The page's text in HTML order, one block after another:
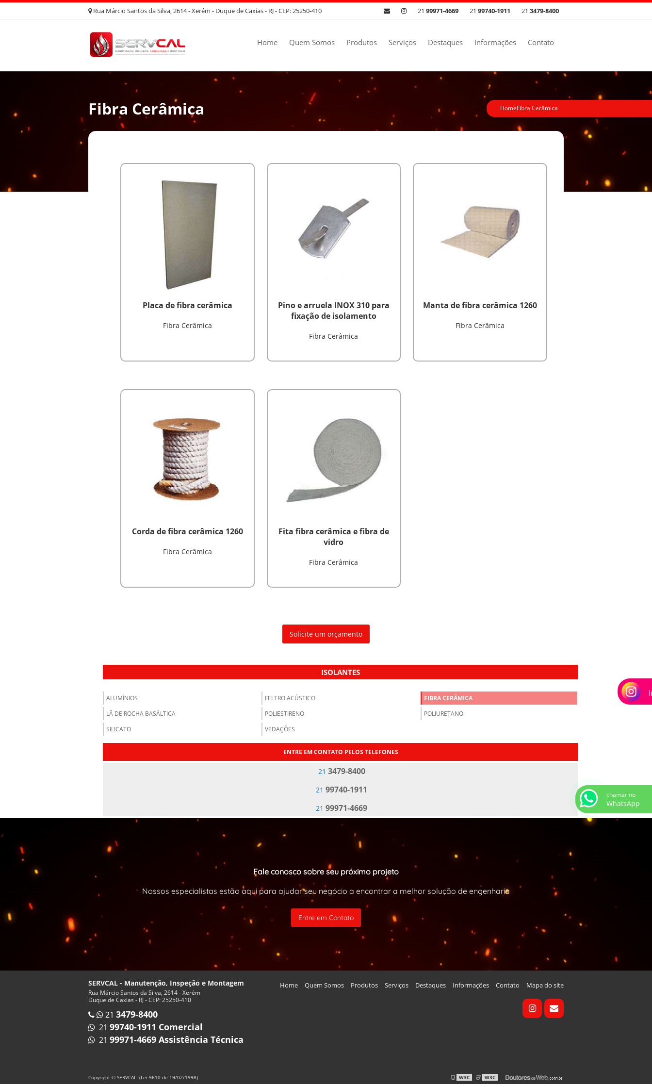
Rua Márcio Santos da Silva, 2614 - Xerém - Duque de Caxias - RJ - CEP: 25250-410 21 3479-8400
21 99740-1911
21 99971-4669
Home Quem Somos Produtos Serviços Destaques Informações Contato
Fibra Cerâmica HomeFibra Cerâmica
Placa de fibra cerâmica
Fibra Cerâmica
Pino e arruela INOX 310 para
fixação de isolamento
Fibra Cerâmica
Manta de fibra cerâmica 1260
Fibra Cerâmica
Corda de fibra cerâmica 1260
Fibra Cerâmica
Fita fibra cerâmica e fibra de
vidro
Fibra Cerâmica
Solicite um orçamento
ISOLANTES
ALUMÍNIOS FELTRO ACÚSTICO
FIBRA CERÂMICA
LÃ DE ROCHA BASÁLTICA
POLIESTIRENO
POLIURETANO
SILICATO
VEDAÇÕES
ENTRE EM CONTATO PELOS TELEFONES
21 3479-8400
21 99740-1911
21 99971-4669
Fale conosco sobre seu próximo projeto
Nossos especialistas estão aqui para ajudar seu negócio a encontrar a melhor solução de engenharia
Entre em Contato
SERVCAL - Manutenção, Inspeção e Montagem
Rua Márcio Santos da Silva, 2614 - Xerém
Duque de Caxias - RJ - CEP: 25250-410
21 3479-8400
21 99740-1911 Comercial
21 99971-4669 Assistência Técnica
Home Quem Somos Produtos Serviços Destaques Informações Contato Mapa do site
Copyright © SERVCAL. (Lei 9610 de 19/02/1998) W3C W3C
chamar no
WhatsApp